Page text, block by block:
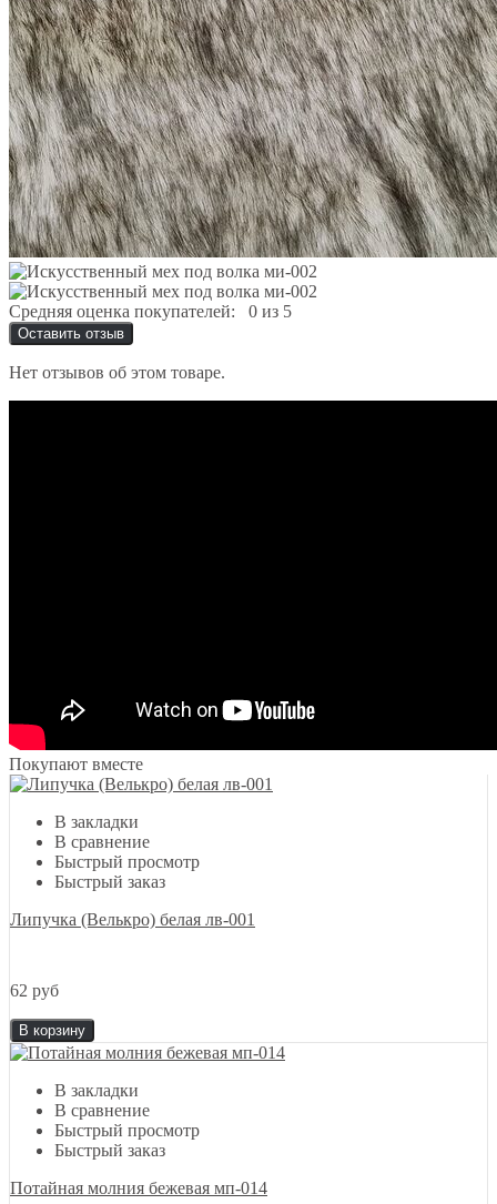
Средняя оценка покупателей: 0 из 5
Оставить отзыв
Нет отзывов об этом товаре.
Покупают вместе
В закладки
В сравнение
Быстрый просмотр
Быстрый заказ
Липучка (Велькро) белая лв-001
62 руб
В корзину
В закладки
В сравнение
Быстрый просмотр
Быстрый заказ
Потайная молния бежевая мп-014